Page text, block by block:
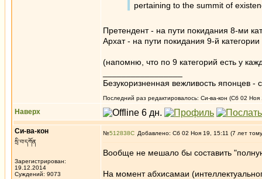
pertaining to the summit of
Претендент - на пути покидания 8-ми
Архат - на пути покидания 9-й
(напомню, что по 9 категорий есть у
Безукоризненная вежливость японцев -
Последний раз редактировалось: Си-ва-кон (Сб 02 Ноя
Наверх
Си-ва-кон
སྲི་བ་དཀོན
Зарегистрирован:
19.12.2014
Суждений: 9073
№512838 Добавлено: Сб 02 Ноя 19, 15:11 (7 лет
Вообще не мешало бы составить
На момент абхисамаи